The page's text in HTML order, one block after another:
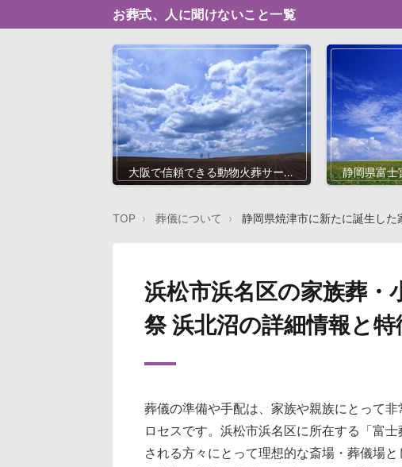
お葬式、人に聞けないこと一覧
大阪で信頼できる動物火葬サービ
静岡県富士
TOP 葬儀について 静岡県焼津市に新たに誕生し
浜松市浜名区の家族葬・
祭 浜北沼の詳細情報と特
葬儀の準備や手配は、家族や親族にとって
ロセスです。浜松市浜名区に所在する「富
される方々にとって理想的な斎場・葬儀場